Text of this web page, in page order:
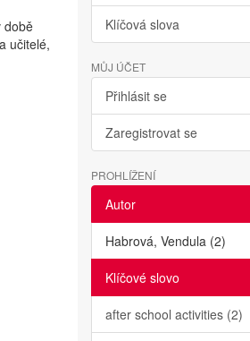
době
učitelé,
Klíčová slova
MŮJ ÚČET
Přihlásit se
Zaregistrovat se
PROHLÍŽENÍ
Autor
Habrová, Vendula (2)
Klíčové slovo
after school activities (2)